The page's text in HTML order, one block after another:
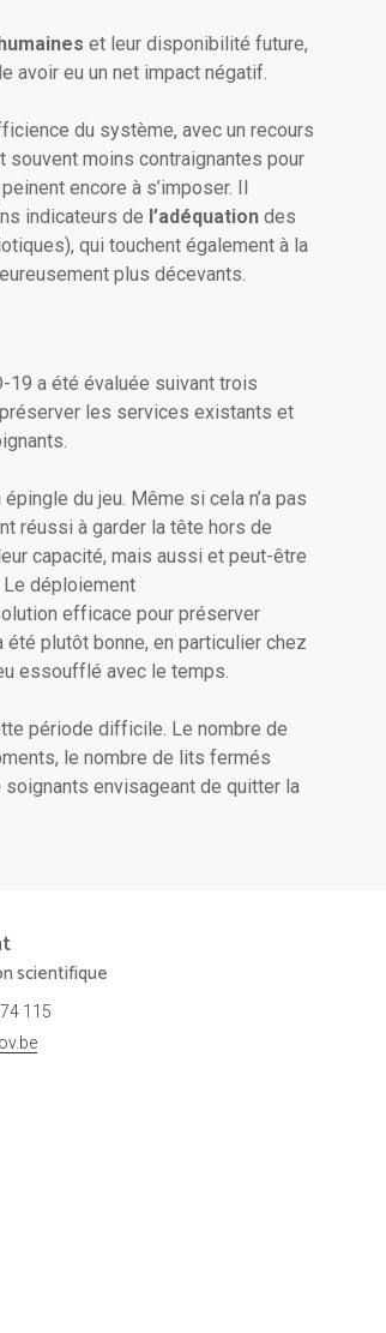
et leur disponibilité future,
avoir eu un net impact négatif.
du système, avec un recours
moins contraignantes pour
encore à s’imposer. Il
indicateurs de l’adéquation des
qui touchent également à la
plus décevants.
19 a été évaluée suivant trois
les services existants et
du jeu. Même si cela n’a pas
réussi à garder la tête hors de
capacité, mais aussi et peut-être
Le déploiement
efficace pour préserver
été plutôt bonne, en particulier chez
essoufflé avec le temps.
période difficile. Le nombre de
le nombre de lits fermés
envisageant de quitter la
scientifique
115